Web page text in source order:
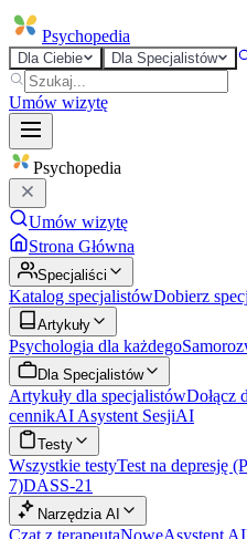
Psychopedia
Dla Ciebie Dla Specjalistów
Umów wizytę
Psychopedia
Umów wizytę
Strona Główna
Specjaliści
Katalog specjalistówDobierz
Artykuły
Psychologia dla każdego
Dla Specjalistów
Artykuły dla specjalistówDołącz
cennikAI Asystent SesjiAI
Testy
Wszystkie testyTest na depresję
7)DASS-21
Narzędzia AI
Czat z terapeutąNoweAsystent AI